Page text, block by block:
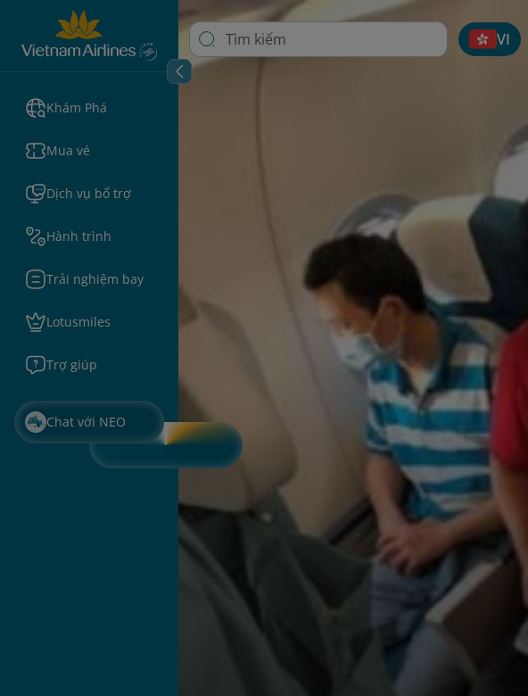
Khám Phá
Mua vé
Dịch vụ bổ trợ
Hành trình
Trải nghiệm bay
Lotusmiles
Trợ giúp
Chat với NEO
VI